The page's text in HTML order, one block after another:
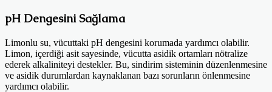
pH Dengesini Sağlama
Limonlu su, vücuttaki pH dengesini korumada yardımcı olabilir.
Limon, içerdiği asit sayesinde, vücutta asidik ortamları nötralize
ederek alkaliniteyi destekler. Bu, sindirim sisteminin düzenlenmesine
ve asidik durumlardan kaynaklanan bazı sorunların önlenmesine
yardımcı olabilir.